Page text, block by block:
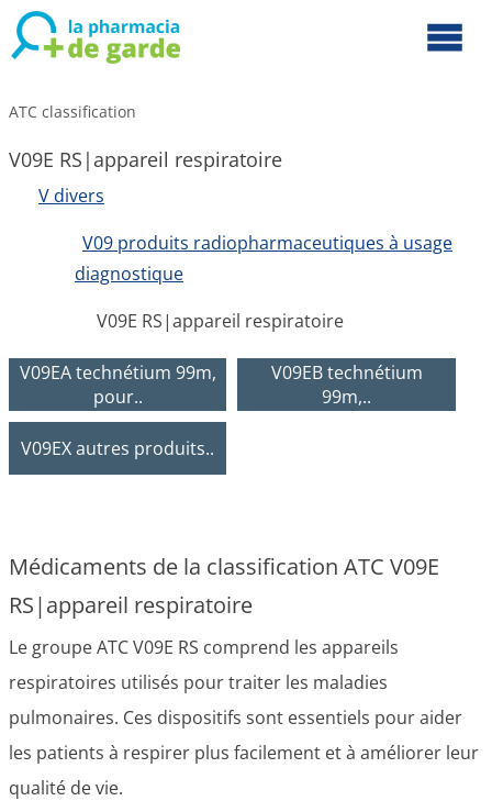
ATC classification
V09E RS|appareil respiratoire
V divers
V09 produits radiopharmaceutiques à usage
diagnostique
V09E RS|appareil respiratoire
V09EA technétium 99m,
pour..
V09EB technétium
99m,..
V09EX autres produits..
Médicaments de la classification ATC V09E
RS|appareil respiratoire
Le groupe ATC V09E RS comprend les appareils
respiratoires utilisés pour traiter les maladies
pulmonaires. Ces dispositifs sont essentiels pour aider
les patients à respirer plus facilement et à améliorer leur
qualité de vie.